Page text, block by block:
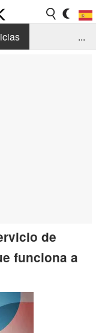
...
de
funciona a